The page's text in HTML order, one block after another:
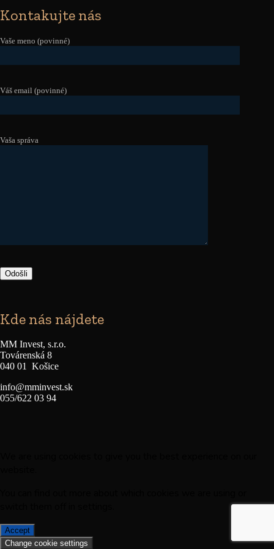
Kontakujte nás
Vaše meno (povinné)
Váš email (povinné)
Vaša správa
Kde nás nájdete
MM Invest, s.r.o.
Továrenská 8
040 01 Košice
info@mminvest.sk
055/622 03 94
Accept
Change cookie settings